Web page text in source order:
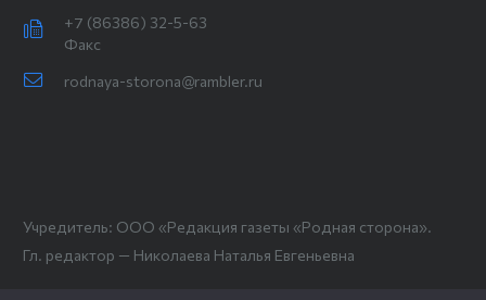
+7 (86386) 32-5-63
Факс
rodnaya-storona@rambler.ru
Учредитель: ООО «Редакция газеты «Родная сторона».
Гл. редактор — Николаева Наталья Евгеньевна